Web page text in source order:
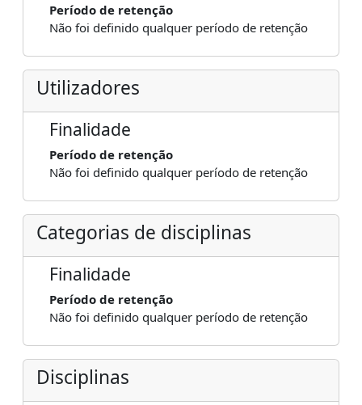
Período de retenção
Não foi definido qualquer período de retenção
Utilizadores
Finalidade
Período de retenção
Não foi definido qualquer período de retenção
Categorias de disciplinas
Finalidade
Período de retenção
Não foi definido qualquer período de retenção
Disciplinas